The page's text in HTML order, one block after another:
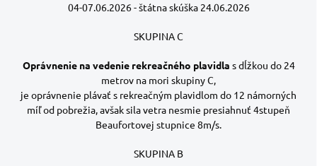
04-07.06.2026 - štátna skúška 24.06.2026
SKUPINA C
Oprávnenie na vedenie rekreačného plavidla s dĺžkou do 24
metrov na mori skupiny C,
je oprávnenie plávať s rekreačným plavidlom do 12 námorných
míľ od pobrežia, avšak sila vetra nesmie presiahnuť 4stupeň
Beaufortovej stupnice 8m/s.
SKUPINA B